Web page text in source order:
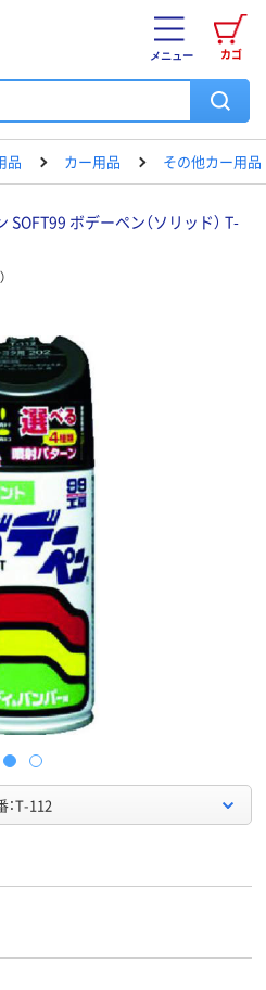
カゴ
メニュー
品 カー用品 その他カー用品
SOFT99 ボデーペン（ソリッド） T-
）
：T-112